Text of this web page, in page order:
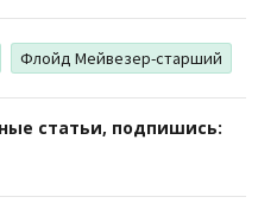
Флойд Мейвезер-старший
статьи, подпишись: